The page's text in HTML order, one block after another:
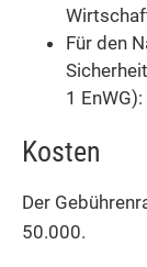
Für den
1
Kosten
Der
50.000.